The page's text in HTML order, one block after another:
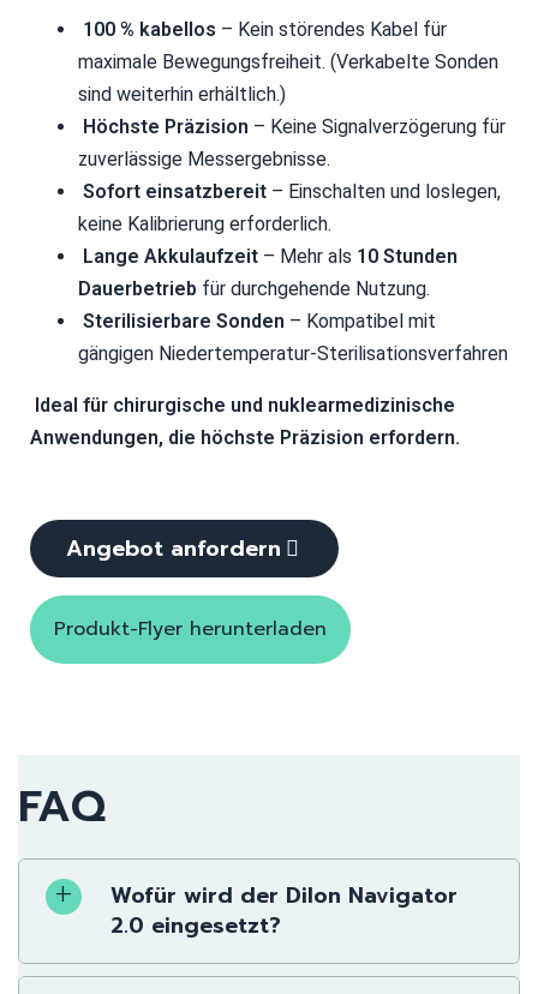
100 % kabellos – Kein störendes Kabel für
maximale Bewegungsfreiheit. (Verkabelte Sonden
sind weiterhin erhältlich.)
Höchste Präzision – Keine Signalverzögerung für
zuverlässige Messergebnisse.
Sofort einsatzbereit – Einschalten und loslegen,
keine Kalibrierung erforderlich.
Lange Akkulaufzeit – Mehr als 10 Stunden
Dauerbetrieb für durchgehende Nutzung.
Sterilisierbare Sonden – Kompatibel mit
gängigen Niedertemperatur-Sterilisationsverfahren
Ideal für chirurgische und nuklearmedizinische
Anwendungen, die höchste Präzision erfordern.
Angebot anfordern
Produkt-Flyer herunterladen
FAQ
Wofür wird der Dilon Navigator
2.0 eingesetzt?